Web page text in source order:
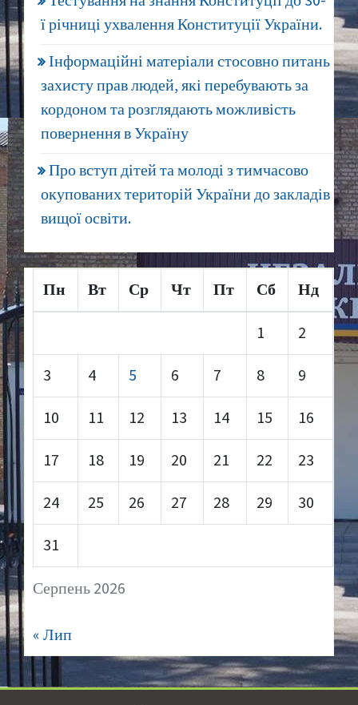
ї річниці ухвалення Конституції України.
Інформаційні матеріали стосовно питань
захисту прав людей, які перебувають за
кордоном та розглядають можливість
повернення в Україну
Про вступ дітей та молоді з тимчасово
окупованих територій України до закладів
вищої освіти.
Серпень 2026
Пн Вт Ср Чт Пт Сб Нд
1 2
3 4 5 6 7 8 9
10 11 12 13 14 15 16
17 18 19 20 21 22 23
24 25 26 27 28 29 30
31
« Лип